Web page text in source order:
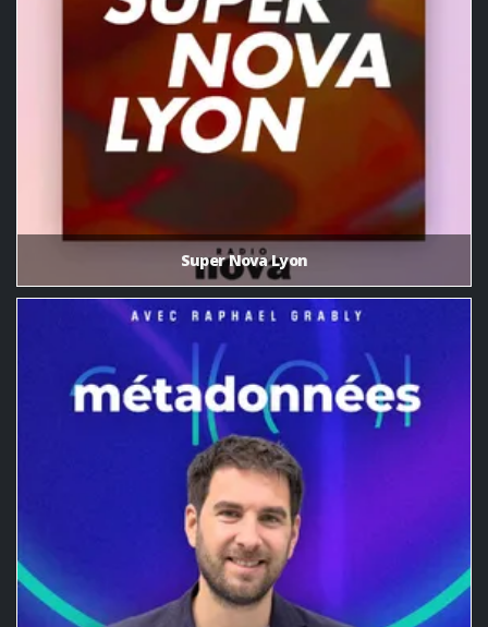
Super Nova Lyon